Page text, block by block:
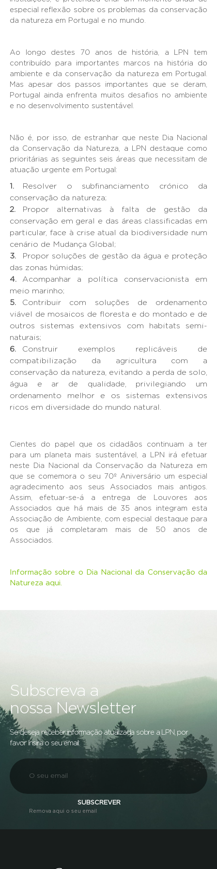
especial reflexão sobre os problemas da conservação
da natureza em Portugal e no mundo.
Ao longo destes 70 anos de história, a LPN tem
contribuído para importantes marcos na história do
ambiente e da conservação da natureza em Portugal.
Mas apesar dos passos importantes que se deram,
Portugal ainda enfrenta muitos desafios no ambiente
e no desenvolvimento sustentável.
Não é, por isso, de estranhar que neste Dia Nacional
da Conservação da Natureza, a LPN destaque como
prioritárias as seguintes seis áreas que necessitam de
atuação urgente em Portugal:
Resolver o subfinanciamento crónico da
conservação da natureza;
Propor alternativas à falta de gestão da
conservação em geral e das áreas classificadas em
particular, face à crise atual da biodiversidade num
cenário de Mudança Global;
Propor soluções de gestão da água e proteção
das zonas húmidas;
Acompanhar a política conservacionista em
meio marinho;
Contribuir com soluções de ordenamento
viável de mosaicos de floresta e do montado e de
outros sistemas extensivos com habitats semi-
naturais;
Construir exemplos replicáveis de
compatibilização da agricultura com a
conservação da natureza, evitando a perda de solo,
água e ar de qualidade, privilegiando um
ordenamento melhor e os sistemas extensivos
ricos em diversidade do mundo natural.
Cientes do papel que os cidadãos continuam a ter
para um planeta mais sustentável, a LPN irá efetuar
neste Dia Nacional da Conservação da Natureza em
que se comemora o seu 70º Aniversário um especial
agradecimento aos seus Associados mais antigos.
Assim, efetuar-se-á a entrega de Louvores aos
Associados que há mais de 35 anos integram esta
Associação de Ambiente, com especial destaque para
os que já completaram mais de 50 anos de
Associados.
Informação sobre o Dia Nacional da Conservação da
Natureza aqui.
Subscreva a
nossa Newsletter
Se deseja receber informação atualizada sobre a LPN, por
favor insira o seu email:
SUBSCREVER
Remova aqui o seu email